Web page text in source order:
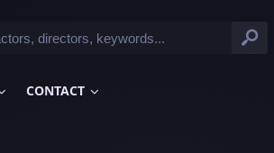
CONTACT